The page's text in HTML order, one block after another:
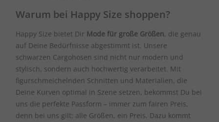
Warum bei Happy Size shoppen?
Happy Size bietet Dir Mode für große Größen, die genau
auf Deine Bedürfnisse abgestimmt ist. Unsere
schwarzen Cargohosen sind nicht nur modern und
stylisch, sondern auch hochwertig verarbeitet. Mit
figurschmeichelnden Schnitten und Materialien, die
Deine Kurven optimal in Szene setzen, bekommst Du bei
uns die perfekte Passform – immer zum fairen Preis,
denn bei uns gilt: alle Größen, ein Preis. Dazu kommt